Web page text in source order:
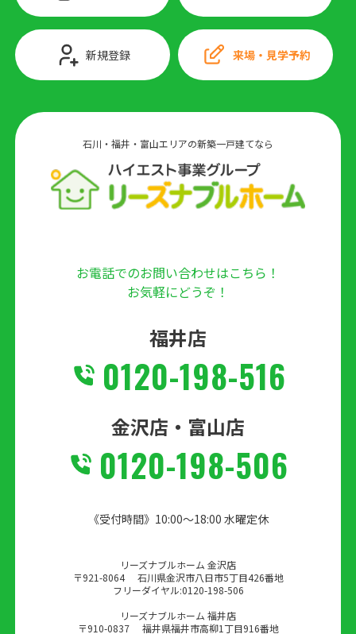
新規登録 来場・見学予約
石川・福井・富山エリアの新築一戸建てなら
お電話でのお問い合わせはこちら！
お気軽にどうぞ！
福井店
0120-198-516
金沢店・富山店
0120-198-506
《受付時間》10:00～18:00 水曜定休
リーズナブルホーム 金沢店
〒921-8064
石川県金沢市八日市5丁目426番地
フリーダイヤル:0120-198-506
リーズナブルホーム 福井店
〒910-0837
福井県福井市高柳1丁目916番地